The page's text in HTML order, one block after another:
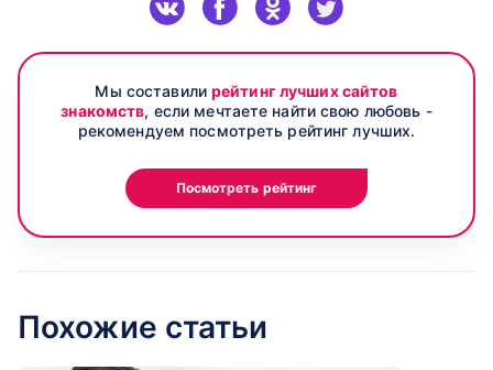
Мы составилирейтинг лучших сайтов
знакомств, если мечтаете найти свою любовь -
рекомендуем посмотреть рейтинг лучших.
Посмотреть рейтинг
Похожие статьи